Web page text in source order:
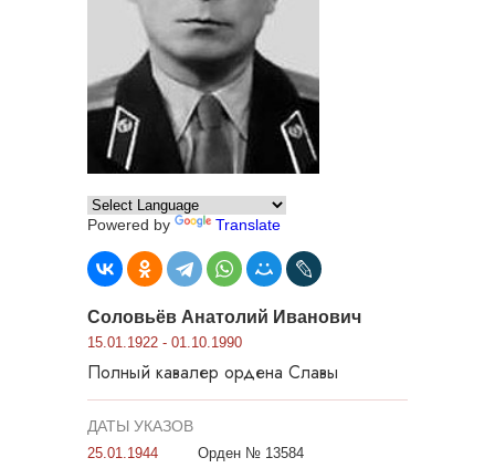
Powered by Translate
Соловьёв Анатолий Иванович
15.01.1922 - 01.10.1990
Полный кавалер ордена Славы
ДАТЫ УКАЗОВ
25.01.1944
Орден № 13584